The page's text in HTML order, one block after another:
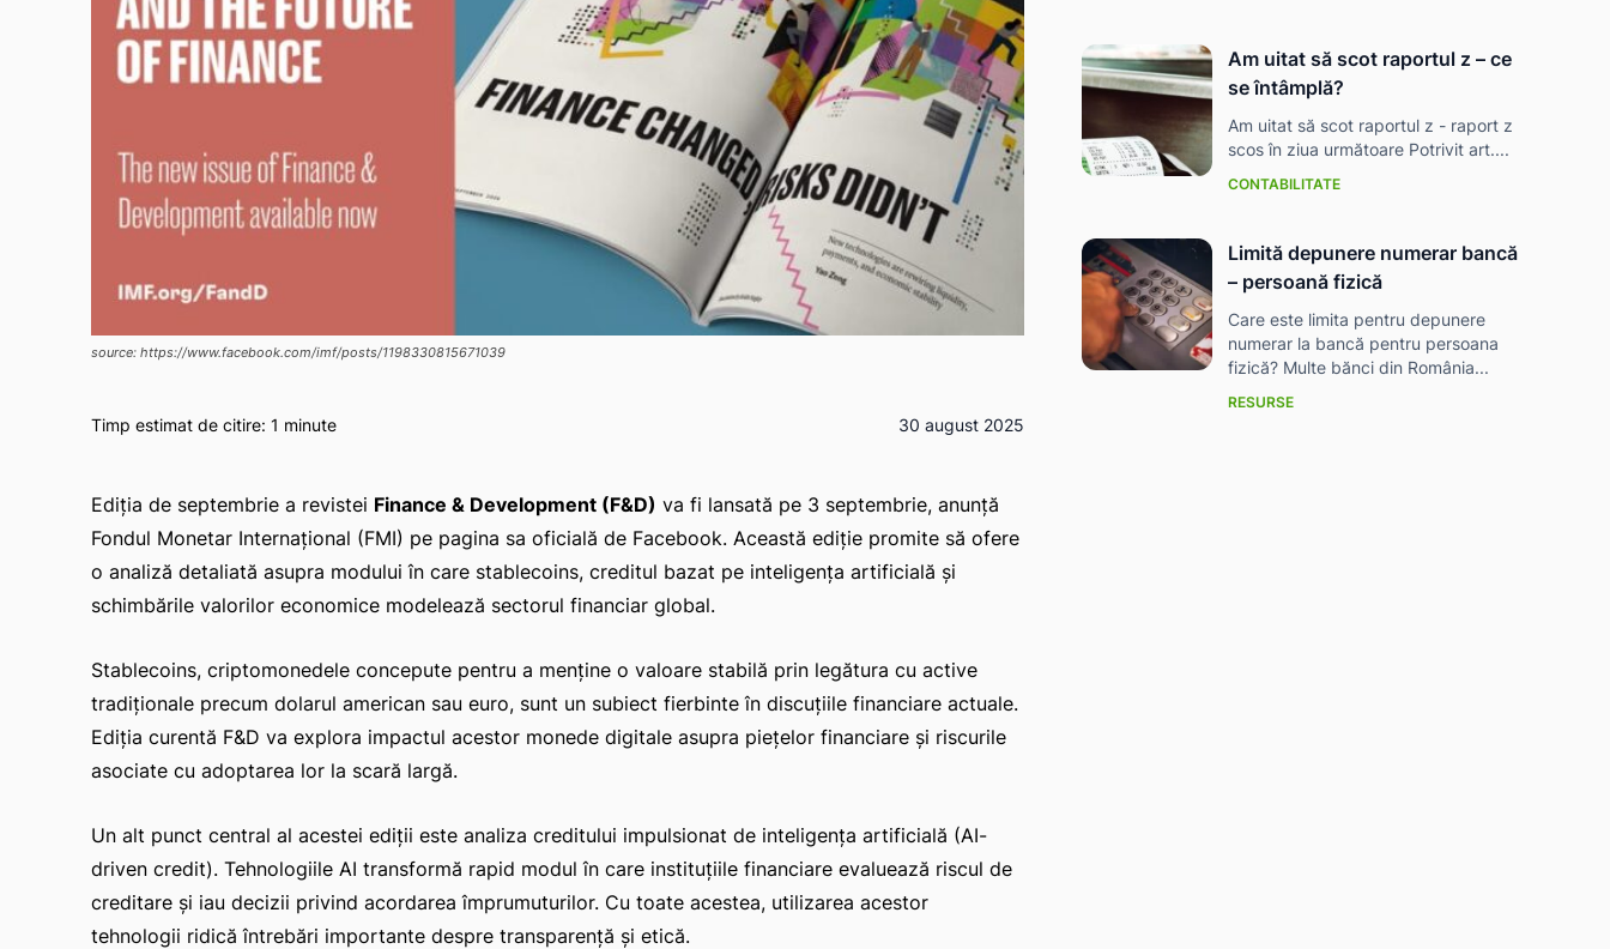
source: https://www.facebook.com/imf/posts/1198330815671039
Timp estimat de citire: 1 minute 30 august 2025
Ediția de septembrie a revistei Finance & Development (F&D) va fi lansată pe 3 septembrie, anunță
Fondul Monetar Internațional (FMI) pe pagina sa oficială de Facebook. Această ediție promite să ofere
o analiză detaliată asupra modului în care stablecoins, creditul bazat pe inteligența artificială și
schimbările valorilor economice modelează sectorul financiar global.
Stablecoins, criptomonedele concepute pentru a menține o valoare stabilă prin legătura cu active
tradiționale precum dolarul american sau euro, sunt un subiect fierbinte în discuțiile financiare actuale.
Ediția curentă F&D va explora impactul acestor monede digitale asupra piețelor financiare și riscurile
asociate cu adoptarea lor la scară largă.
Un alt punct central al acestei ediții este analiza creditului impulsionat de inteligența artificială (AI-
driven credit). Tehnologiile AI transformă rapid modul în care instituțiile financiare evaluează riscul de
creditare și iau decizii privind acordarea împrumuturilor. Cu toate acestea, utilizarea acestor
tehnologii ridică întrebări importante despre transparență și etică.
Am uitat să scot raportul z – ce
se întâmplă?
Am uitat să scot raportul z - raport z
scos în ziua următoare Potrivit art....
CONTABILITATE
Limită depunere numerar bancă
– persoană fizică
Care este limita pentru depunere
numerar la bancă pentru persoana
fizică? Multe bănci din România...
RESURSE